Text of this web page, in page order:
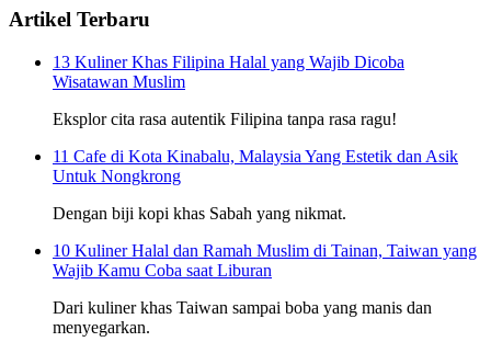
Artikel Terbaru
13 Kuliner Khas Filipina Halal yang Wajib Dicoba
Wisatawan Muslim
Eksplor cita rasa autentik Filipina tanpa rasa ragu!
11 Cafe di Kota Kinabalu, Malaysia Yang Estetik dan Asik
Untuk Nongkrong
Dengan biji kopi khas Sabah yang nikmat.
10 Kuliner Halal dan Ramah Muslim di Tainan, Taiwan yang
Wajib Kamu Coba saat Liburan
Dari kuliner khas Taiwan sampai boba yang manis dan
menyegarkan.